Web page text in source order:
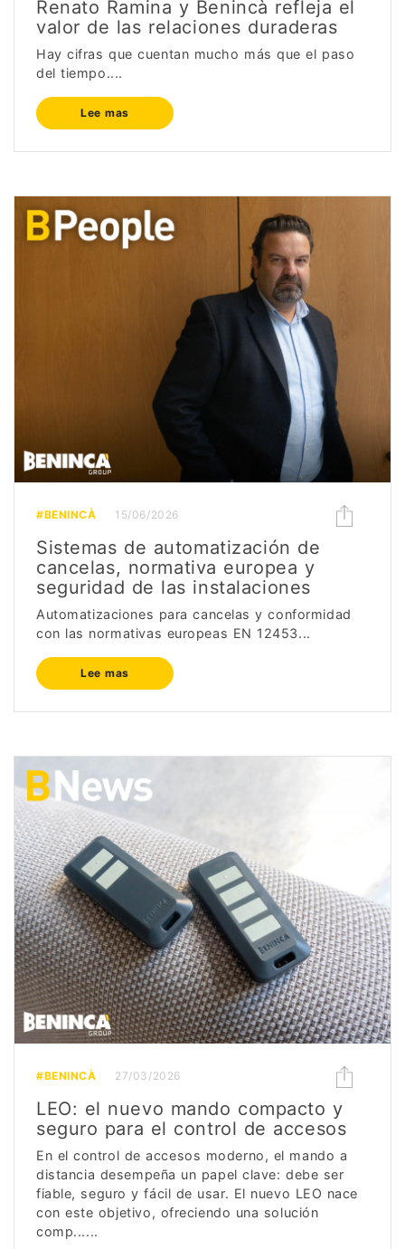
Renato Ramina y Benincà refleja el
valor de las relaciones duraderas
Hay cifras que cuentan mucho más que el paso
del tiempo....
Lee mas
#BENINCÀ 15/06/2026
Sistemas de automatización de
cancelas, normativa europea y
seguridad de las instalaciones
Automatizaciones para cancelas y conformidad
con las normativas europeas EN 12453...
Lee mas
#BENINCÀ 27/03/2026
LEO: el nuevo mando compacto y
seguro para el control de accesos
En el control de accesos moderno, el mando a
distancia desempeña un papel clave: debe ser
fiable, seguro y fácil de usar. El nuevo LEO nace
con este objetivo, ofreciendo una solución
comp......